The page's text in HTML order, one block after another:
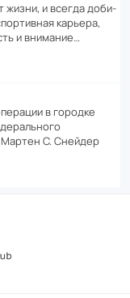
жизни, и всегда доби­
карьера,
и внимание…
в городке
Мартен С. Снейдер